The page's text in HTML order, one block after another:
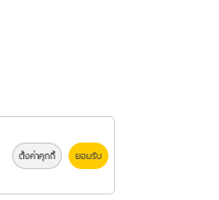
ตั้งค่าคุกกี้ ยอมรับ